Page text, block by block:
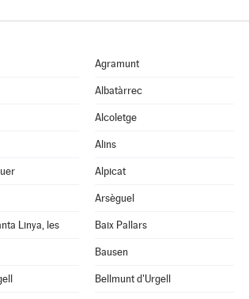
Agramunt
Albatàrrec
Alcoletge
Alins
Alpicat
Arsèguel
Linya, les Baix Pallars
Bausen
Bellmunt d'Urgell